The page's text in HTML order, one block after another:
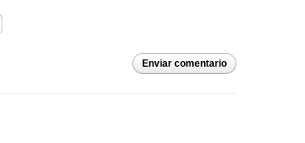
Enviar comentario